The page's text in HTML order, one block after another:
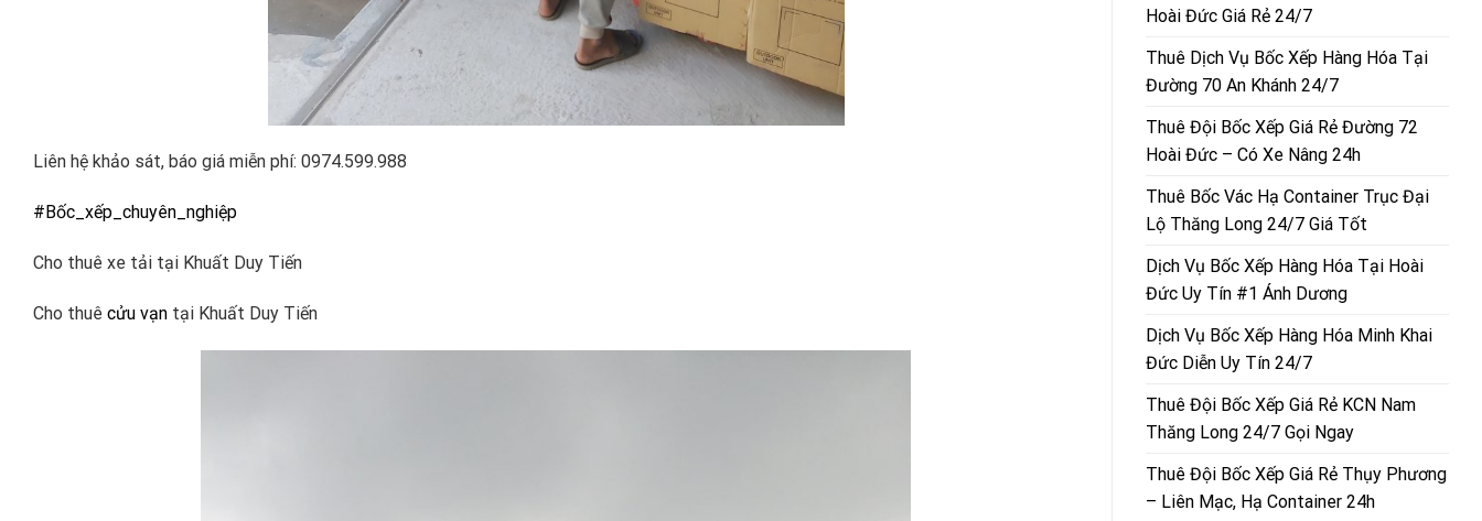
Liên hệ khảo sát, báo giá miễn phí: 0974.599.988
#Bốc_xếp_chuyên_nghiệp
Cho thuê xe tải tại Khuất Duy Tiến
Cho thuê cửu vạn tại Khuất Duy Tiến
Hoài Đức Giá Rẻ 24/7
Thuê Dịch Vụ Bốc Xếp Hàng Hóa Tại
Đường 70 An Khánh 24/7
Thuê Đội Bốc Xếp Giá Rẻ Đường 72
Hoài Đức – Có Xe Nâng 24h
Thuê Bốc Vác Hạ Container Trục Đại
Lộ Thăng Long 24/7 Giá Tốt
Dịch Vụ Bốc Xếp Hàng Hóa Tại Hoài
Đức Uy Tín #1 Ánh Dương
Dịch Vụ Bốc Xếp Hàng Hóa Minh Khai
Đức Diễn Uy Tín 24/7
Thuê Đội Bốc Xếp Giá Rẻ KCN Nam
Thăng Long 24/7 Gọi Ngay
Thuê Đội Bốc Xếp Giá Rẻ Thụy Phương
– Liên Mạc, Hạ Container 24h